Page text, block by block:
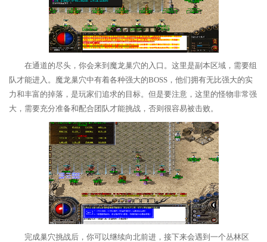
在通道的尽头，你会来到魔龙巢穴的入口。这里是副本区域，需要组
队才能进入。魔龙巢穴中有着各种强大的BOSS，他们拥有无比强大的实
力和丰富的掉落，是玩家们追求的目标。但是要注意，这里的怪物非常强
大，需要充分准备和配合团队才能挑战，否则很容易被击败。
完成巢穴挑战后，你可以继续向北前进，接下来会遇到一个丛林区